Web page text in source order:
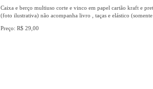
Caixa e berço multiuso corte e vinco em papel cartão kraft e
(foto ilustrativa) não acompanha livro , taças e elástico
Preço: R$ 29,00